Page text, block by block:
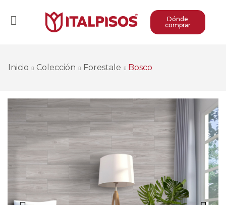
Dónde
comprar
Inicio Colección Forestale Bosco